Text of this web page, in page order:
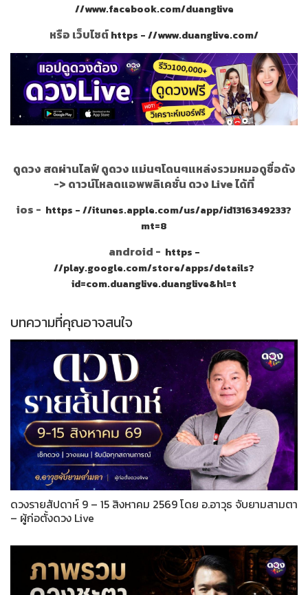
//www.facebook.com/duanglive
หรือ เว็บไซต์https - //www.duanglive.com/
ดูดวง สดผ่านไลฟ์ ดูดวง แม่นๆโดนๆแหล่งรวมหมอดูชื่อดัง
-> ดาวน์โหลดแอพพลิเคชั่น ดวง Live ได้ที่
ios - https - //itunes.apple.com/us/app/id1316349233?
mt=8
android - https -
//play.google.com/store/apps/details?
id=com.duanglive.duanglive&hl=t
บทความที่คุณอาจสนใจ
ดวงรายสัปดาห์ 9 – 15 สิงหาคม 2569 โดย อ.อาวุธ จับยามสามตา
– ผู้ก่อตั้งดวง Live